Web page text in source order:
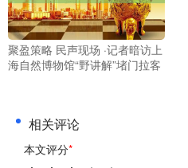
聚盈策略 民声现场 ·记者暗访上
海自然博物馆“野讲解”堵门拉客
相关评论
本文评分*